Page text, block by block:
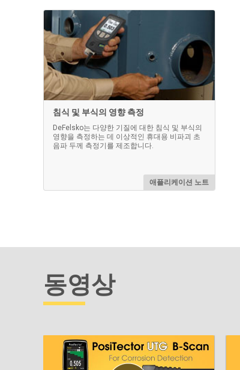
PosiTector 검사 키트용 펠리칸
케이스
리칸 케이스는 PosiTector 기기를 안전하
게 보관할 수 있습니다.
침식 및 부식의 영향 측정
DeFelsko는 다양한 기질에 대한 침식 및 부식의
영향을 측정하는 데 이상적인 휴대용 비파괴 초
음파 두께 측정기를 제조합니다.
애플리케이션 노트
동영상